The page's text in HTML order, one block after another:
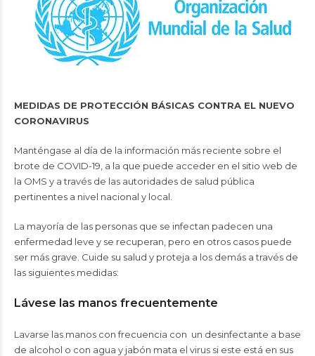
MEDIDAS DE PROTECCIÓN BÁSICAS CONTRA EL NUEVO
CORONAVIRUS
Manténgase al día de la información más reciente sobre el
brote de COVID-19, a la que puede acceder en el sitio web de
la OMS y a través de las autoridades de salud pública
pertinentes a nivel nacional y local.
La mayoría de las personas que se infectan padecen una
enfermedad leve y se recuperan, pero en otros casos puede
ser más grave. Cuide su salud y proteja a los demás a través de
las siguientes medidas:
Lávese las manos frecuentemente
Lavarse las manos con frecuencia con un desinfectante a base
de alcohol o con agua y jabón mata el virus si este está en sus